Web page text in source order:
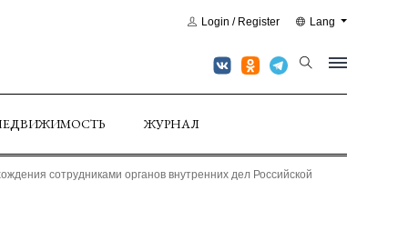
Login / Register Lang
ЖУРНАЛ
сотрудниками органов внутренних дел Российской